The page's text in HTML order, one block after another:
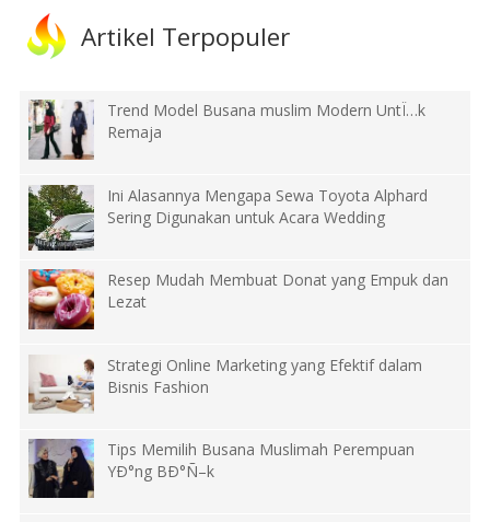
Artikel Terpopuler
Trend Model Busana muslim Modern UntÏ…k
Remaja
Ini Alasannya Mengapa Sewa Toyota Alphard
Sering Digunakan untuk Acara Wedding
Resep Mudah Membuat Donat yang Empuk dan
Lezat
Strategi Online Marketing yang Efektif dalam
Bisnis Fashion
Tips Memilih Busana Muslimah Perempuan
YÐ°ng BÐ°Ñ–k